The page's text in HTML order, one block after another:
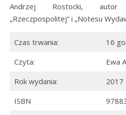
Andrzej Rostocki,
„Rzeczpospolitej” i „Notesu
Czas trwania:
16
Czyta:
Ewa
Rok wydania:
2017
ISBN